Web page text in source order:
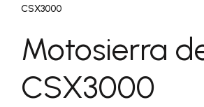
CSX3000
Motosierra
CSX3000